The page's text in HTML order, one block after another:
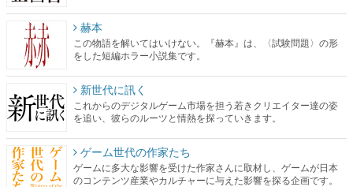
赫本
この物語を解いてはいけない。『赫本』は、〈試験問題〉の形
をした短編ホラー小説集です。
新世代に訊く
これからのデジタルゲーム市場を担う若きクリエイター達の姿
を追い、彼らのルーツと情熱を探っていきます。
ゲーム世代の作家たち
ゲームに多大な影響を受けた作家さんに取材し、ゲームが日本
のコンテンツ産業やカルチャーに与えた影響を探る企画です。